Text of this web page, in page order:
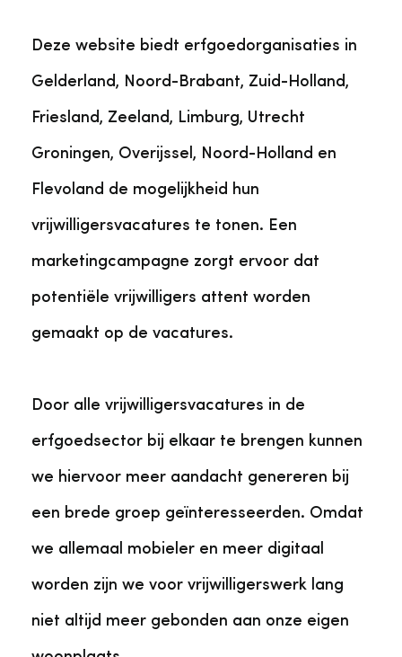
Deze website biedt erfgoedorganisaties in
Gelderland, Noord-Brabant, Zuid-Holland,
Friesland, Zeeland, Limburg, Utrecht
Groningen, Overijssel, Noord-Holland en
Flevoland de mogelijkheid hun
vrijwilligersvacatures te tonen. Een
marketingcampagne zorgt ervoor dat
potentiële vrijwilligers attent worden
gemaakt op de vacatures.
Door alle vrijwilligersvacatures in de
erfgoedsector bij elkaar te brengen kunnen
we hiervoor meer aandacht genereren bij
een brede groep geïnteresseerden. Omdat
we allemaal mobieler en meer digitaal
worden zijn we voor vrijwilligerswerk lang
niet altijd meer gebonden aan onze eigen